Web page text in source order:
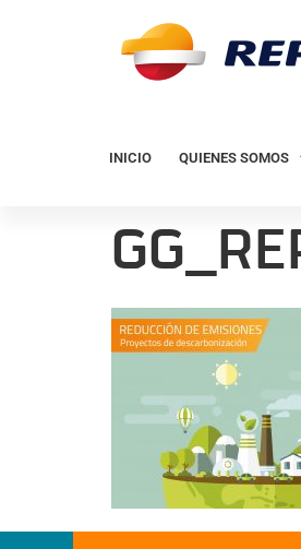
INICIO QUIENES SOMOS